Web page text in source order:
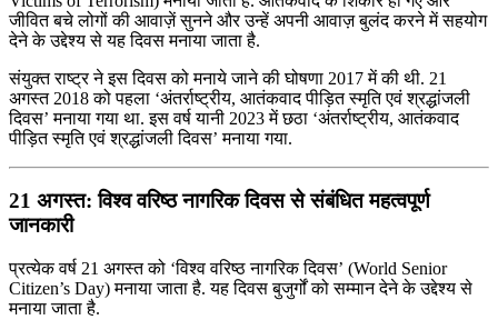
जीवित बचे लोगों की आवाज़ें सुनने और उन्हें अपनी आवाज़ बुलंद करने में सहयोग
देने के उद्देश्य से यह दिवस मनाया जाता है.
संयुक्त राष्ट्र ने इस दिवस को मनाये जाने की घोषणा 2017 में की थी. 21
अगस्त 2018 को पहला ‘अंतर्राष्ट्रीय, आतंकवाद पीड़ित स्मृति एवं श्रद्धांजली
दिवस’ मनाया गया था. इस वर्ष यानी 2023 में छठा ‘अंतर्राष्ट्रीय, आतंकवाद
पीड़ित स्मृति एवं श्रद्धांजली दिवस’ मनाया गया.
21 अगस्त: विश्व वरिष्ठ नागरिक दिवस से संबंधित महत्वपूर्ण
जानकारी
प्रत्येक वर्ष 21 अगस्त को ‘विश्व वरिष्ठ नागरिक दिवस’ (World Senior
Citizen’s Day) मनाया जाता है. यह दिवस बुजुर्गों को सम्मान देने के उद्देश्य से
मनाया जाता है.